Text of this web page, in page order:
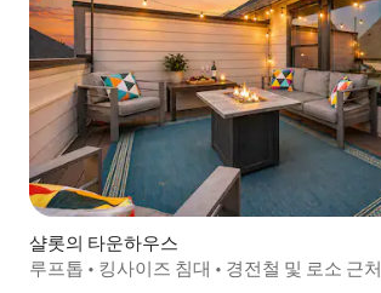
샬롯의 타운하우스
루프톱 • 킹사이즈 침대 • 경전철 및 로소 근처